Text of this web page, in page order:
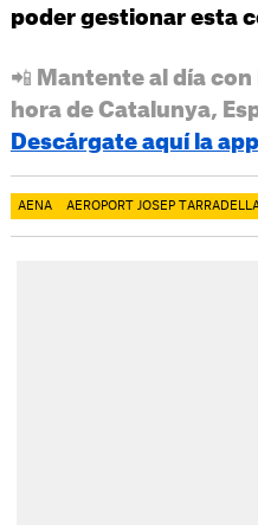
poder gestionar esta
📲 Mantente al día
hora de Catalunya,
Descárgate aquí la
AENA AEROPORT JOSEP